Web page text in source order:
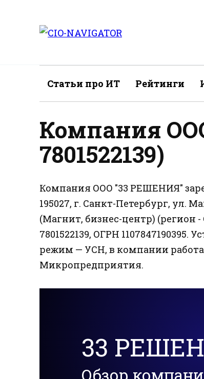
содержанию
Статьи про ИТ Рейтинги
Компания
7801522139)
Компания ООО "33 РЕШЕНИЯ"
195027, г. Санкт-Петербург, ул.
(Магнит, бизнес-центр) (регион
7801522139, ОГРН 1107847190395.
режим — УСН, в компании
Микропредприятия.
33
Обзор